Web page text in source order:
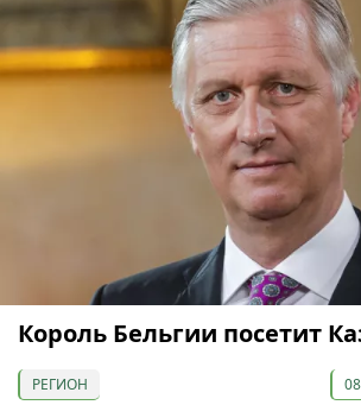
Король Бельгии посетит
РЕГИОН